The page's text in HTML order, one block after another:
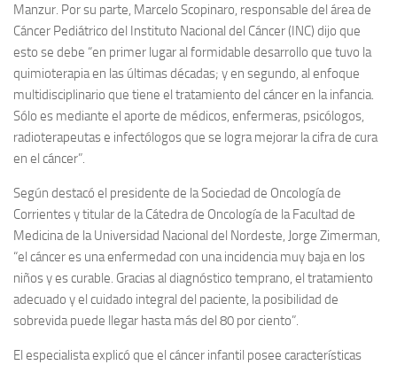
Manzur. Por su parte, Marcelo Scopinaro, responsable del área de
Cáncer Pediátrico del Instituto Nacional del Cáncer (INC) dijo que
esto se debe “en primer lugar al formidable desarrollo que tuvo la
quimioterapia en las últimas décadas; y en segundo, al enfoque
multidisciplinario que tiene el tratamiento del cáncer en la infancia.
Sólo es mediante el aporte de médicos, enfermeras, psicólogos,
radioterapeutas e infectólogos que se logra mejorar la cifra de cura
en el cáncer”.
Según destacó el presidente de la Sociedad de Oncología de
Corrientes y titular de la Cátedra de Oncología de la Facultad de
Medicina de la Universidad Nacional del Nordeste, Jorge Zimerman,
“el cáncer es una enfermedad con una incidencia muy baja en los
niños y es curable. Gracias al diagnóstico temprano, el tratamiento
adecuado y el cuidado integral del paciente, la posibilidad de
sobrevida puede llegar hasta más del 80 por ciento”.
El especialista explicó que el cáncer infantil posee características